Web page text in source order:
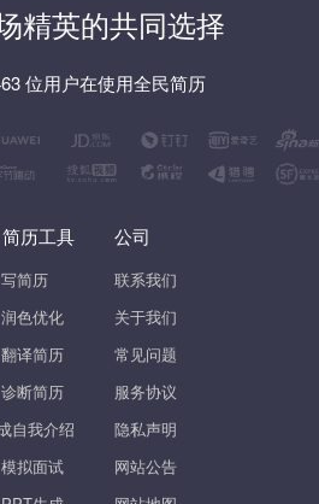
精英的共同选择
位用户在使用全民简历
历工具
简历
色优化
译简历
断简历
自我介绍
拟面试
公司
联系我们
关于我们
常见问题
服务协议
隐私声明
网站公告